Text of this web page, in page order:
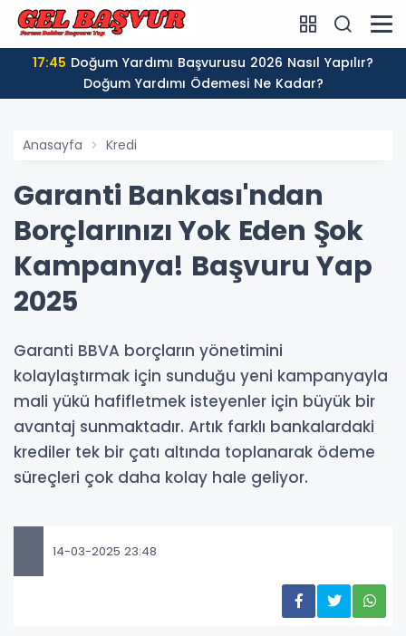
17:45
Doğum Yardımı Ödemesi Ne Kadar?
Anasayfa Kredi
Garanti Bankası'ndan
Borçlarınızı Yok Eden Şok
Kampanya! Başvuru Yap
2025
Garanti BBVA borçların yönetimini
kolaylaştırmak için sunduğu yeni kampanyayla
mali yükü hafifletmek isteyenler için büyük bir
avantaj sunmaktadır. Artık farklı bankalardaki
krediler tek bir çatı altında toplanarak ödeme
süreçleri çok daha kolay hale geliyor.
14-03-2025 23:48